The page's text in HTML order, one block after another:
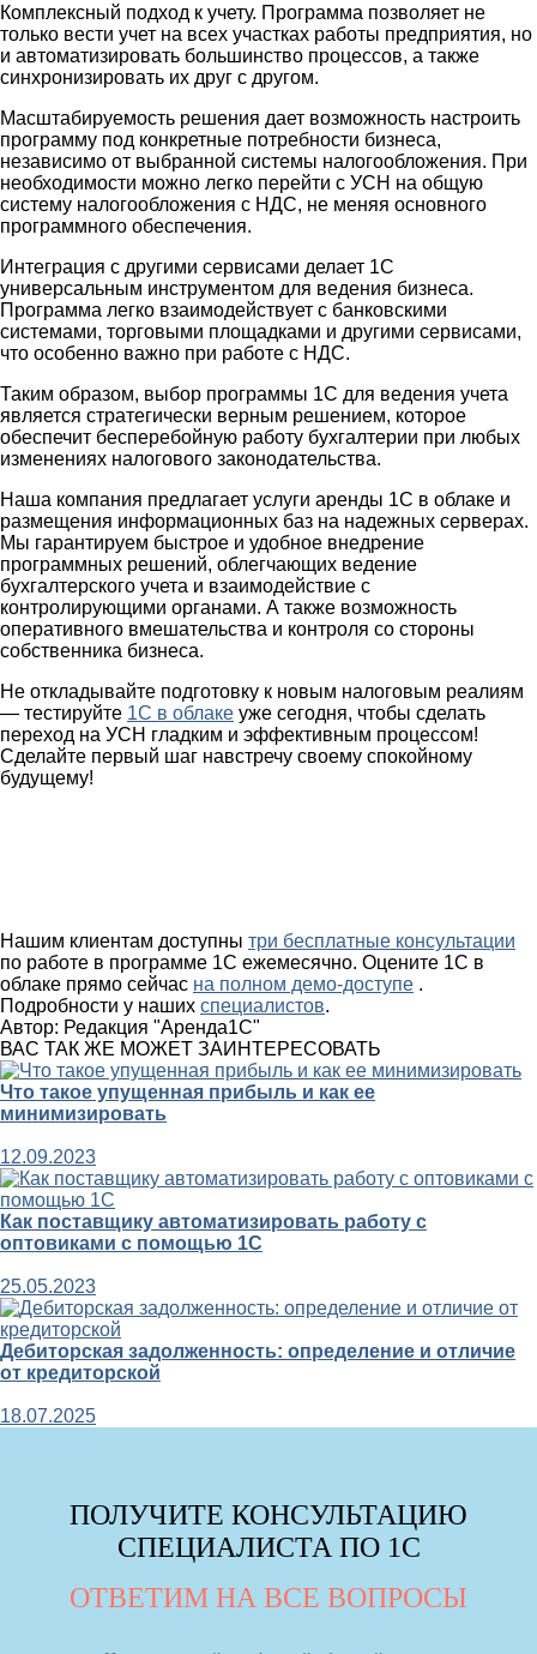
Комплексный подход к учету. Программа позволяет не
только вести учет на всех участках работы предприятия, но
и автоматизировать большинство процессов, а также
синхронизировать их друг с другом.
Масштабируемость решения дает возможность настроить
программу под конкретные потребности бизнеса,
независимо от выбранной системы налогообложения. При
необходимости можно легко перейти с УСН на общую
систему налогообложения с НДС, не меняя основного
программного обеспечения.
Интеграция с другими сервисами делает 1С
универсальным инструментом для ведения бизнеса.
Программа легко взаимодействует с банковскими
системами, торговыми площадками и другими сервисами,
что особенно важно при работе с НДС.
Таким образом, выбор программы 1С для ведения учета
является стратегически верным решением, которое
обеспечит бесперебойную работу бухгалтерии при любых
изменениях налогового законодательства.
Наша компания предлагает услуги аренды 1С в облаке и
размещения информационных баз на надежных серверах.
Мы гарантируем быстрое и удобное внедрение
программных решений, облегчающих ведение
бухгалтерского учета и взаимодействие с
контролирующими органами. А также возможность
оперативного вмешательства и контроля со стороны
собственника бизнеса.
Не откладывайте подготовку к новым налоговым реалиям
— тестируйте 1С в облаке уже сегодня, чтобы сделать
переход на УСН гладким и эффективным процессом!
Сделайте первый шаг навстречу своему спокойному
будущему!
Нашим клиентам доступны три бесплатные консультации
по работе в программе 1С ежемесячно. Оцените 1С в
облаке прямо сейчас на полном демо-доступе .
Подробности у наших специалистов.
Автор: Редакция "Аренда1С"
ВАС ТАК ЖЕ МОЖЕТ ЗАИНТЕРЕСОВАТЬ
Что такое упущенная прибыль и как ее
минимизировать
12.09.2023
Как поставщику автоматизировать работу с
оптовиками с помощью 1С
25.05.2023
Дебиторская задолженность: определение и отличие
от кредиторской
18.07.2025
ПОЛУЧИТЕ КОНСУЛЬТАЦИЮ
СПЕЦИАЛИСТА ПО 1С
ОТВЕТИМ НА ВСЕ ВОПРОСЫ